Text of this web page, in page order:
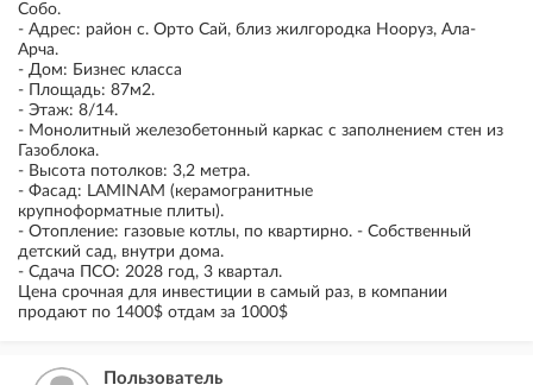
Собо.
- Адрес: район с. Орто Сай, близ жилгородка Нооруз, Ала-
Арча.
- Дом: Бизнес класса
- Площадь: 87м2.
- Этаж: 8/14.
- Монолитный железобетонный каркас с заполнением стен из
Газоблока.
- Высота потолков: 3,2 метра.
- Фасад: LAMINAM (керамогранитные
крупноформатные плиты).
- Отопление: газовые котлы, по квартирно. - Собственный
детский сад, внутри дома.
- Сдача ПСО: 2028 год, 3 квартал.
Цена срочная для инвестиции в самый раз, в компании
продают по 1400$ отдам за 1000$
Пользователь